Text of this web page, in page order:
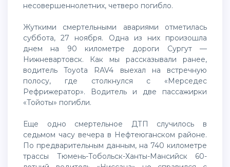
несовершеннолетних, четверо погибло.
Жуткими смертельными авариями отметилась
суббота, 27 ноября. Одна из них произошла
днем на 90 километре дороги Сургут —
Нижневартовск. Как мы рассказывали ранее,
водитель Toyota RAV4 выехал на встречную
полосу, где столкнулся с «Мерседес
Рефрижератор». Водитель и две пассажирки
«Тойоты» погибли.
Еще одно смертельное ДТП случилось в
седьмом часу вечера в Нефтеюганском районе.
По предварительным данным, на 740 километре
трассы Тюмень-Тобольск-Ханты-Мансийск 60-